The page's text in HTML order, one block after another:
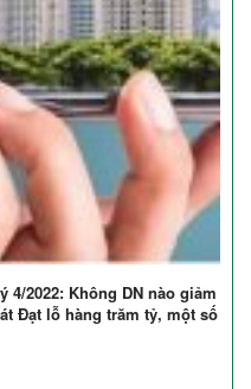
4/2022: Không DN nào giảm
Đạt lỗ hàng trăm tỷ, một số